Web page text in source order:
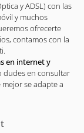
y ADSL) con las
y muchos
ofrecerte
contamos con la
en internet y
dudes en consultar
se adapte a